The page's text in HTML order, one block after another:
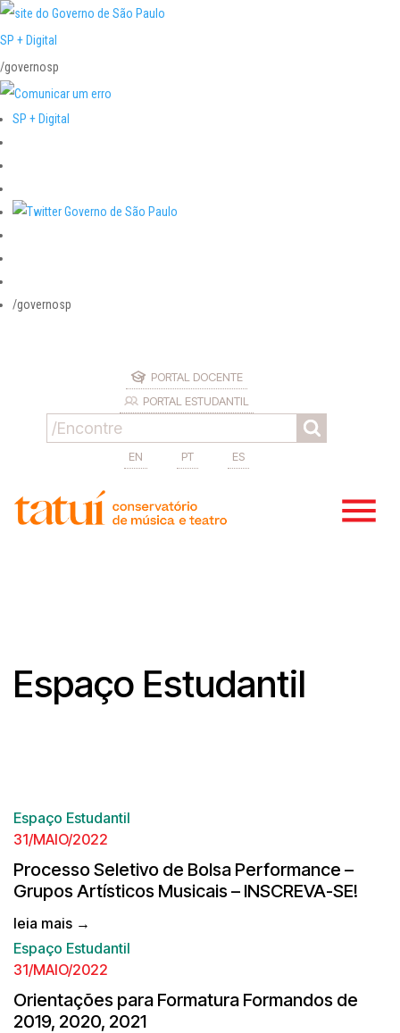
SP + Digital
/governosp
SP + Digital
/governosp
PORTAL DOCENTE
PORTAL ESTUDANTIL
EN PT ES
Espaço Estudantil
Espaço Estudantil
31/MAIO/2022
Processo Seletivo de Bolsa Performance –
Grupos Artísticos Musicais – INSCREVA-SE!
leia mais →
Espaço Estudantil
31/MAIO/2022
Orientações para Formatura Formandos de
2019, 2020, 2021